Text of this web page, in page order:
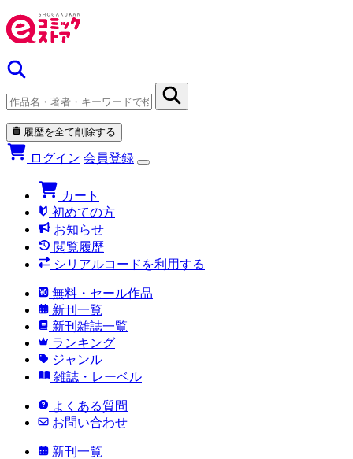
履歴を全て削除する
ログイン 会員登録
カート
初めての方
お知らせ
閲覧履歴
シリアルコードを利用する
無料・セール作品
新刊一覧
新刊雑誌一覧
ランキング
ジャンル
雑誌・レーベル
よくある質問
お問い合わせ
新刊一覧